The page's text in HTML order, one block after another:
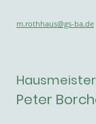
m.rothhaus@gs-ba.de
Peter